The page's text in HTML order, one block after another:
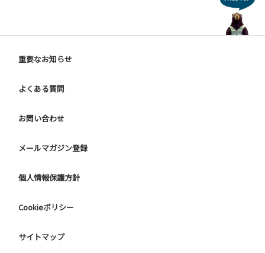
重要なお知らせ
よくある質問
お問い合わせ
メールマガジン登録
個人情報保護方針
Cookieポリシー
サイトマップ